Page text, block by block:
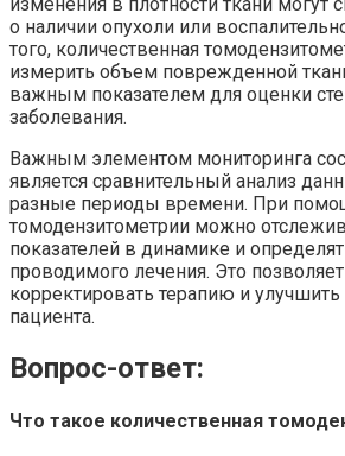
о наличии опухоли или
того, количественная
измерить объем поврежденной
важным показателем для оценки
заболевания.
Важным элементом мониторинга
является сравнительный анализ
разные периоды времени. При
томодензитометрии можно
показателей в динамике и
проводимого лечения. Это
корректировать терапию и
пациента.
Вопрос-ответ:
Что такое количественная